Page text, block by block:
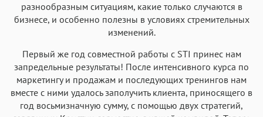
разнообразным ситуациям, какие только случаются в
бизнесе, и особенно полезны в условиях стремительных
изменений.
Первый же год совместной работы с STI принес нам
запредельные результаты! После интенсивного курса по
маркетингу и продажам и последующих тренингов нам
вместе с ними удалось заполучить клиента, приносящего в
год восьмизначную сумму, с помощью двух стратегий,